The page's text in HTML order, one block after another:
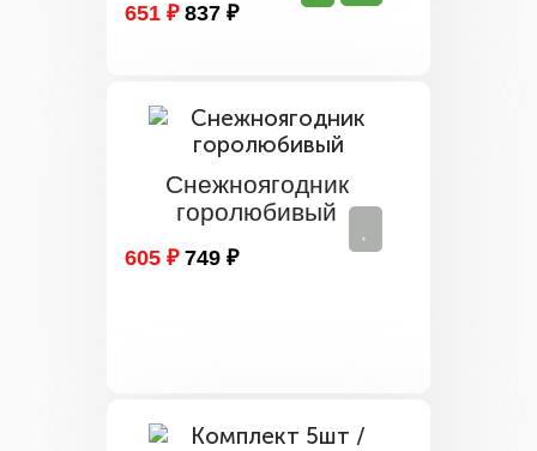
651 ₽ 837 ₽
Снежноягодник
горолюбивый
605 ₽ 749 ₽